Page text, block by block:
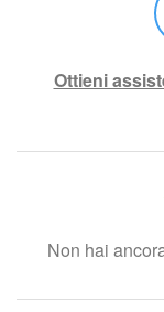
Ottieni
Non è quello
Testo
Le
Non hai